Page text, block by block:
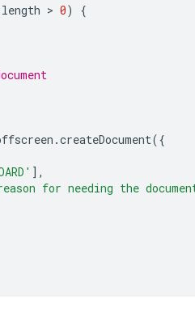
length > 0)
{
.createDocument({
],
for needing the